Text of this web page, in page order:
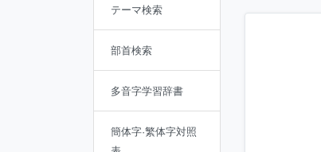
テーマ検索
部首検索
多音字学習辞書
簡体字·繁体字対照